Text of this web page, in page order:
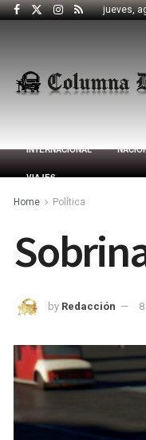
jueves,
INTERNACIONAL
VIAJES
Home Política
by Redacción